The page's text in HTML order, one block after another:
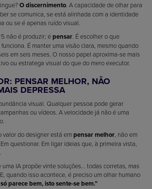
O discernimento. A capacidade de olhar para
se comunica, se está alinhada com a identidade
ou se é apenas ruído visual.
não é produzir; é pensar. É escolher o que
É manter uma visão clara, mesmo quando
em seis meses. O nosso papel aproxima-se mais
ou estratega visual do que do mero executor.
PENSAR MELHOR, NÃO
DEPRESSA
visual. Qualquer pessoa pode gerar
ou vídeos. A velocidade já não é uma
valor do designer está em pensar melhor, não em
questionar. Em ligar ideias que, à primeira vista,
IA propõe vinte soluções… todas corretas, mas
quando isso acontece, é preciso um olhar humano
parece bem, isto sente-se bem.”